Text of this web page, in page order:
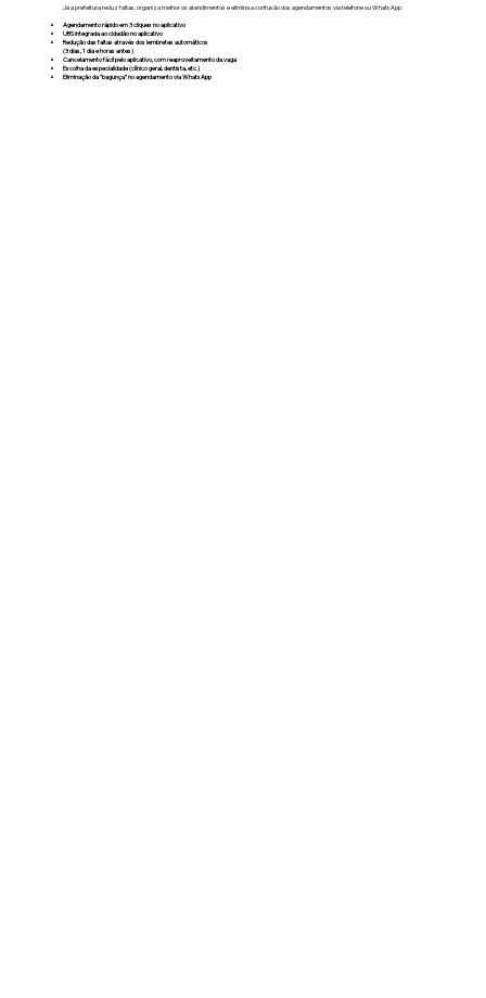
Já a prefeitura reduz faltas, organiza melhor os atendimentos e elimina a confusão dos agendamentos via telefone ou WhatsApp.
Agendamento rápido em 3 cliques no aplicativo
UBS integrada ao cidadão no aplicativo
Redução das faltas através dos lembretes automáticos
(3 dias, 1 dia e horas antes)
Cancelamento fácil pelo aplicativo, com reaproveitamento da vaga
Escolha da especialidade (clínico geral, dentista, etc.)
Eliminação da “bagunça” no agendamento via WhatsApp